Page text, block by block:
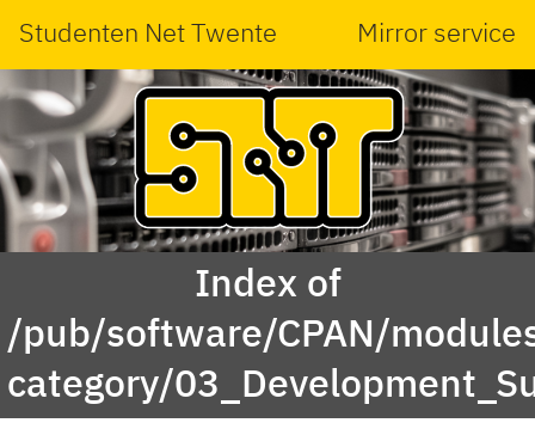
Studenten Net Twente Mirror service
Index of
/pub/software/CPAN/
category/